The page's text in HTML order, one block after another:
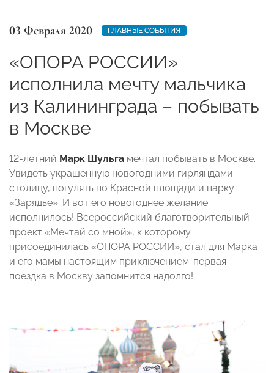
03 Февраля 2020 ГЛАВНЫЕ СОБЫТИЯ
«ОПОРА РОССИИ»
исполнила мечту мальчика
из Калининграда – побывать
в Москве
12-летний Марк Шульга мечтал побывать в Москве.
Увидеть украшенную новогодними гирляндами
столицу, погулять по Красной площади и парку
«Зарядье». И вот его новогоднее желание
исполнилось! Всероссийский благотворительный
проект «Мечтай со мной», к которому
присоединилась «ОПОРА РОССИИ», стал для Марка
и его мамы настоящим приключением: первая
поездка в Москву запомнится надолго!